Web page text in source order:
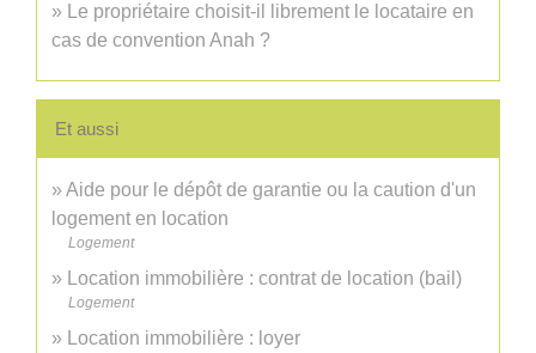
Le propriétaire choisit-il librement le locataire en
cas de convention Anah ?
Et aussi
Aide pour le dépôt de garantie ou la caution d'un
logement en location
Logement
Location immobilière : contrat de location (bail)
Logement
Location immobilière : loyer